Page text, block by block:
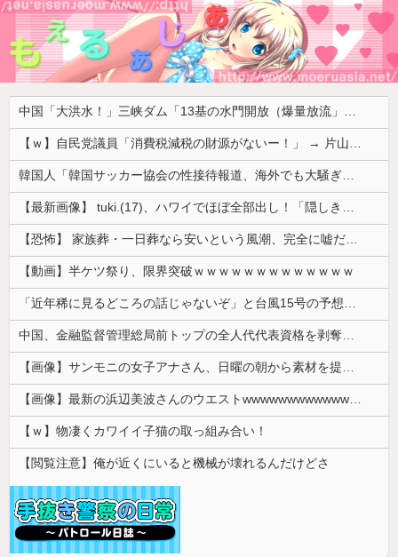
中国「大洪水！」三峡ダム「13基の水門開放（爆量放流」中国都市「三峡上流で豪雨！（三峡下流で水害」長江と黄河「同時氾濫危機」台風13号「中国本土上陸（画像」→
【ｗ】自民党議員「消費税減税の財源がないー！」 → 片山財務相、財源の心配は１ミリもいらない！と主張 ｗｗｗｗｗｗｗｗｗｗｗｗｗｗ
韓国人「韓国サッカー協会の性接待報道、海外でも大騒ぎに・・・2002年W杯4強の記録取り消しの声も」→「マジで国の恥だ」「2002年まで疑う価値...
【最新画像】 tuki.(17)、ハワイでほぼ全部出し！「隠しきれない美貌」とSNSざわつく
【恐怖】 家族葬・一日葬なら安いという風潮、完全に嘘だった・・・・
【動画】半ケツ祭り、限界突破ｗｗｗｗｗｗｗｗｗｗｗｗｗ
「近年稀に見るどころの話じゃないぞ」と台風15号の予想進路に困惑する人が多数、偏西風が全く通用していないんだけど……
中国、金融監督管理総局前トップの全人代代表資格を剥奪…重大な規律違反で！
【画像】サンモニの女子アナさん、日曜の朝から素材を提供してしまう
【画像】最新の浜辺美波さんのウエストwwwwwwwwwwwwwwwwwwww 【Pickup08083018】
【ｗ】物凄くカワイイ子猫の取っ組み合い！
【閲覧注意】俺が近くにいると機械が壊れるんだけどさ